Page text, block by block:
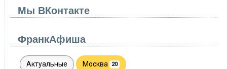
Мы ВКонтакте
ФранкАфиша